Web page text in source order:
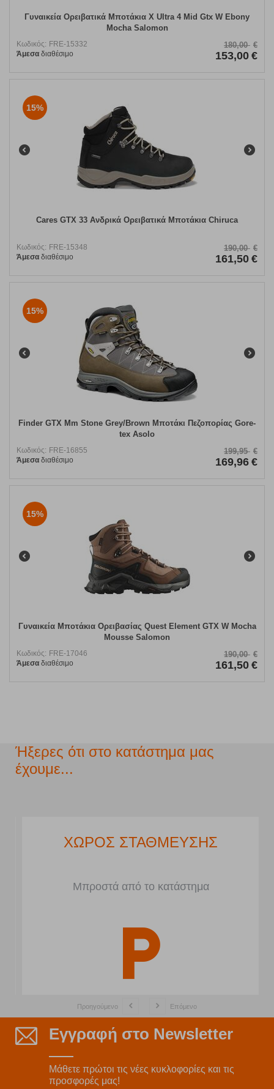
Γυναικεία Ορειβατικά Μποτάκια X Ultra 4 Mid Gtx W Ebony
Mocha Salomon
Κωδικός: FRE-15332
Άμεσα διαθέσιμο
180,00 €
153,00 €
15%
Cares GTX 33 Ανδρικά Ορειβατικά Μποτάκια Chiruca
Κωδικός: FRE-15348
Άμεσα διαθέσιμο
190,00 €
161,50 €
15%
Finder GTX Mm Stone Grey/Brown Μποτάκι Πεζοπορίας Gore-
tex Asolo
Κωδικός: FRE-16855
Άμεσα διαθέσιμο
199,95 €
169,96 €
15%
Γυναικεία Μποτάκια Ορειβασίας Quest Element GTX W Mocha
Mousse Salomon
Κωδικός: FRE-17046
Άμεσα διαθέσιμο
190,00 €
161,50 €
Ήξερες ότι στο κατάστημα μας
έχουμε...
ΧΩΡΟΣ ΣΤΑΘΜΕΥΣΗΣ
Μπροστά από το κατάστημα
Προηγούμενο Επόμενο
Εγγραφή στο Newsletter
Μάθετε πρώτοι τις νέες κυκλοφορίες και τις
προσφορές μας!